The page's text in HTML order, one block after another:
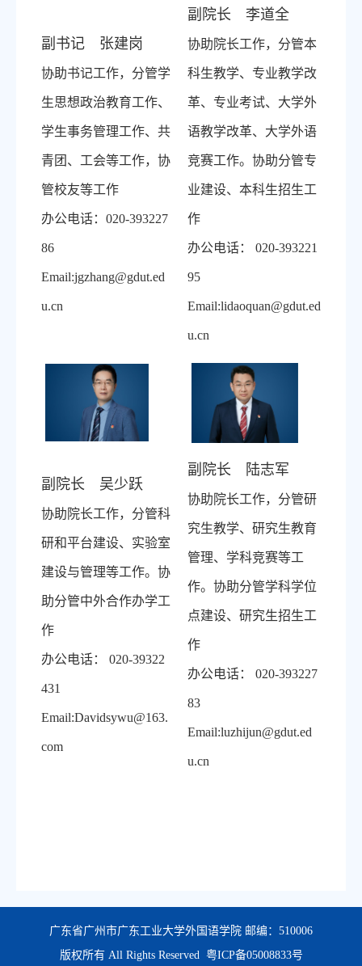
副书记 张建岗
协助书记工作，分管学
生思想政治教育工作、
学生事务管理工作、共
青团、工会等工作，协
管校友等工作
办公电话： 020-393227
86
Email:jgzhang@gdut.ed
u.cn
副院长 李道全
协助院长工作，分管本
科生教学、专业教学改
革、专业考试、大学外
语教学改革、大学外语
竞赛工作。协助分管专
业建设、本科生招生工
作
办公电话： 020-393221
95
Email:lidaoquan@gdut.ed
u.cn
副院长 吴少跃
协助院长工作，分管科
研和平台建设、实验室
建设与管理等工作。协
助分管中外合作办学工
作
办公电话： 020-39322
431
Email:Davidsywu@163.
com
副院长 陆志军
协助院长工作，分管研
究生教学、研究生教育
管理、学科竞赛等工
作。协助分管学科学位
点建设、研究生招生工
作
办公电话： 020-393227
83
Email:luzhijun@gdut.ed
u.cn
广东省广州市广东工业大学外国语学院 邮编：510006
版权所有 All Rights Reserved 粤ICP备05008833号